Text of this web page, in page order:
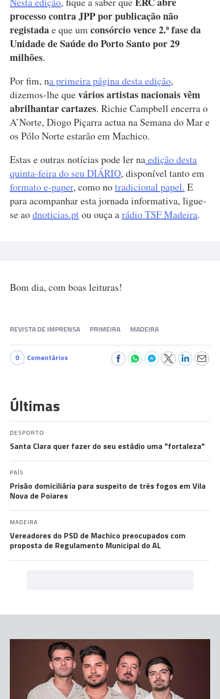
processo contra JPP por publicação não
registadae que umconsórcio vence 2.ª fase da
Unidade de Saúde do Porto Santo por 29
milhões.
Por fim, na primeira página desta edição,
dizemos-lhe quevários artistas nacionais vêm
abrilhantar cartazes. Richie Campbell encerra o
A’Norte, Diogo Piçarra actua na Semana do Mar e
os Pólo Norte estarão em Machico.
Estas e outras notícias pode ler naedição desta
quinta-feira do seu DIÁRIO, disponível tanto em
formato e-paper, como notradicional papel. E
para acompanhar esta jornada informativa, ligue-
se aodnoticias.ptou ouça arádio TSF Madeira.
Bom dia, com boas leituras!
REVISTA DE IMPRENSA PRIMEIRA MADEIRA
0 Comentários
Últimas
DESPORTO
Santa Clara quer fazer do seu estádio uma "fortaleza"
PAÍS
Prisão domiciliária para suspeito de três fogos em Vila
Nova de Poiares
MADEIRA
Vereadores do PSD de Machico preocupados com
proposta de Regulamento Municipal do AL